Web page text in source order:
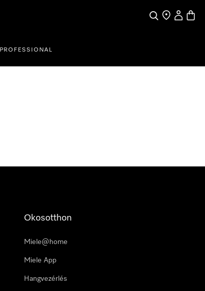
KeresesÜzletkereső
Saját profil
PROFESSIONAL
Okosotthon
Miele@home
Miele App
Hangvezérlés